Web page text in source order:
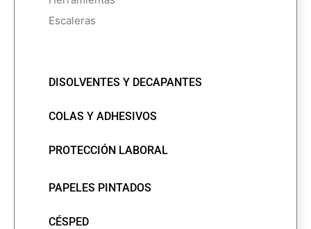
Escaleras
DISOLVENTES Y DECAPANTES
COLAS Y ADHESIVOS
PROTECCIÓN LABORAL
PAPELES PINTADOS
CÉSPED